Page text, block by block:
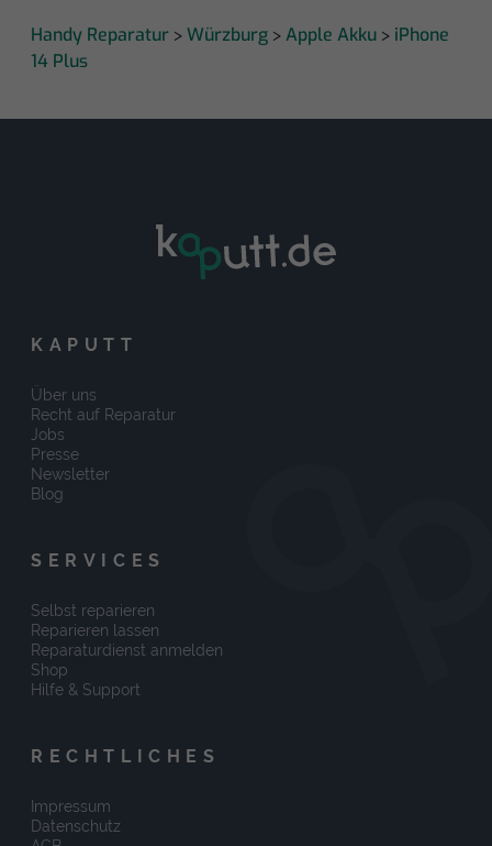
Handy Reparatur > Würzburg > Apple Akku > iPhone
14 Plus
KAPUTT
Über uns
Recht auf Reparatur
Jobs
Presse
Newsletter
Blog
SERVICES
Selbst reparieren
Reparieren lassen
Reparaturdienst anmelden
Shop
Hilfe & Support
RECHTLICHES
Impressum
Datenschutz